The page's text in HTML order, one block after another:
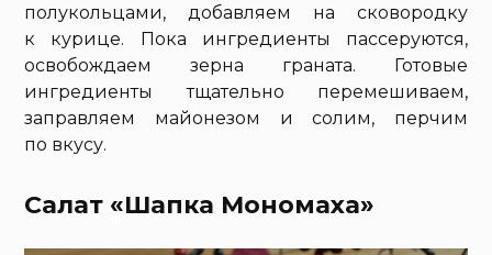
полукольцами, добавляем на сковородку
к курице. Пока ингредиенты пассеруются,
освобождаем зерна граната. Готовые
ингредиенты тщательно перемешиваем,
заправляем майонезом и солим, перчим
по вкусу.
Салат «Шапка Мономаха»